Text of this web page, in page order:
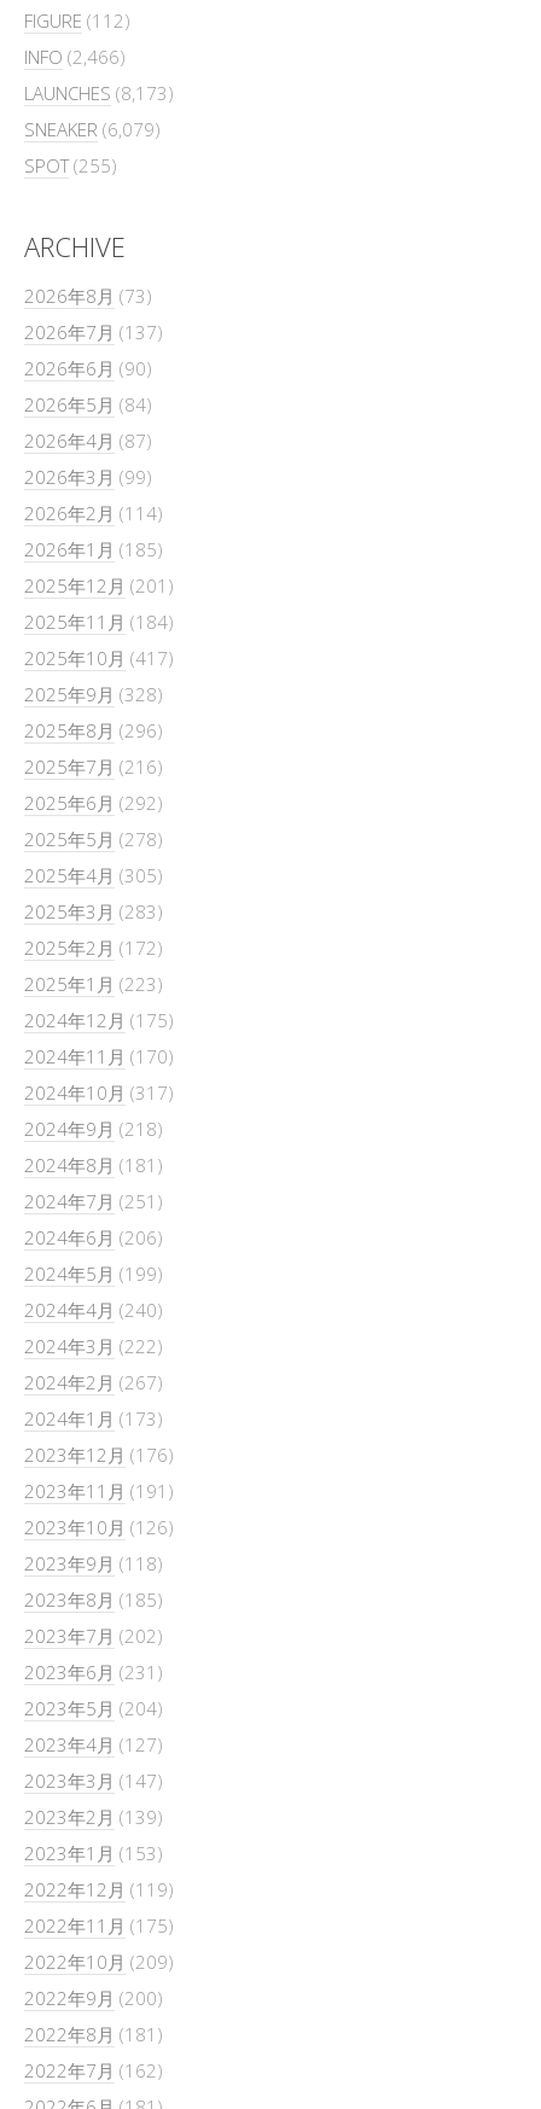
FIGURE (112)
INFO (2,466)
LAUNCHES (8,173)
SNEAKER (6,079)
SPOT(255)
ARCHIVE
2026年8月 (73)
2026年7月 (137)
2026年6月 (90)
2026年5月 (84)
2026年4月 (87)
2026年3月 (99)
2026年2月 (114)
2026年1月 (185)
2025年12月 (201)
2025年11月 (184)
2025年10月 (417)
2025年9月 (328)
2025年8月 (296)
2025年7月 (216)
2025年6月 (292)
2025年5月 (278)
2025年4月 (305)
2025年3月 (283)
2025年2月 (172)
2025年1月 (223)
2024年12月 (175)
2024年11月 (170)
2024年10月 (317)
2024年9月 (218)
2024年8月 (181)
2024年7月 (251)
2024年6月 (206)
2024年5月 (199)
2024年4月 (240)
2024年3月 (222)
2024年2月 (267)
2024年1月 (173)
2023年12月 (176)
2023年11月 (191)
2023年10月 (126)
2023年9月 (118)
2023年8月 (185)
2023年7月 (202)
2023年6月 (231)
2023年5月 (204)
2023年4月 (127)
2023年3月 (147)
2023年2月 (139)
2023年1月 (153)
2022年12月 (119)
2022年11月 (175)
2022年10月 (209)
2022年9月 (200)
2022年8月 (181)
2022年7月 (162)